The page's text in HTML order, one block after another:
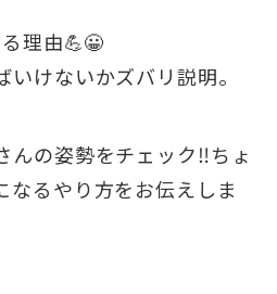
理由💪😀
けないかズバリ説明。
の姿勢をチェック‼️ちょ
なるやり方をお伝えしま